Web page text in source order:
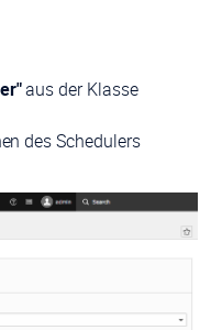
aus der Klasse
des Schedulers